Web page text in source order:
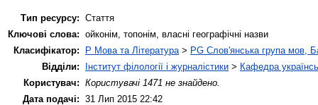
Тип ресурсу: Стаття
Ключові слова: ойконім, топонім, власні географічні назви
Класифікатор:
P Мова та Література > PG Слов'янська група мов,
Відділи:
Інститут філології і журналістики > Кафедра
Користувач: Користувачі 1471 не знайдено.
Дата подачі: 31 Лип 2015 22:42